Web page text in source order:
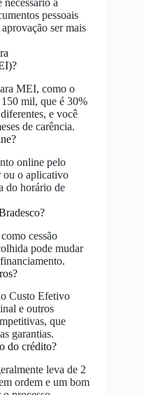
necessário a
pessoais
ser mais
MEI, como o
mil, que é 30%
e você
de carência.
online pelo
ou o aplicativo
do horário de
cessão
pode mudar
Custo Efetivo
e outros
que
garantias.
do crédito?
leva de 2
ordem e um bom